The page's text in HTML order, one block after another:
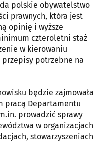
polskie obywatelstwo
prawnych, która jest
opinię i wyższe
czteroletni staż
w kierowaniu
przepisy potrzebne na
będzie zajmowała
pracą Departamentu
prowadzić sprawy
w organizacjach
stowarzyszeniach